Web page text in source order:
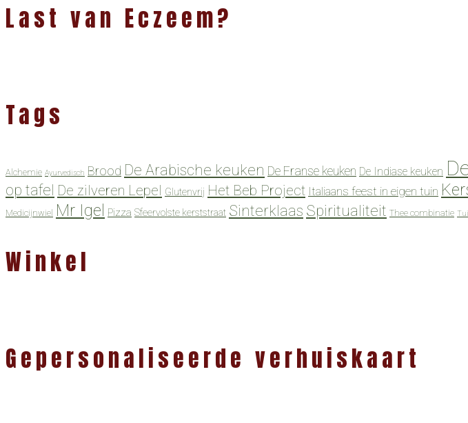
Last van Eczeem?
Tags
Alchemie Ayurvedisch Brood De Arabische keuken De Franse keuken De Indiase keuken
op tafel De zilveren Lepel Glutenvrij Het Beb Project Italiaans feest in eigen tuin
Medicijnwiel Mr Igel Pizza Sfeervolste kerststraat Sinterklaas Spiritualiteit Thee combinatie
Winkel
Gepersonaliseerde verhuiskaart